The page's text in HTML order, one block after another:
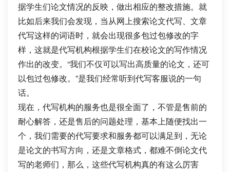
据学生们论文情况的反映，做出相应的整改措施。就
比如后来我们会发现，当从网上搜索论文代写、文章
代写这样的词语时，就会出现很多包过包修改的字
样，这就是代写机构根据学生们在校论文的写作情况
作出的改变。“我们不仅可以写出高质量的论文，还可
以包过包修改。”是我们经常听到代写客服说的一句
话。
现在，代写机构的服务也是很全面了，不管是售前的
耐心解答，还是售后的问题处理，基本上随便找出一
个，我们需要的代写要求和服务都可以满足到，无论
是论文的书写方向，还是文章格式，都难不倒论文代
写的老师们，那么，这些代写机构真的有这么厉害